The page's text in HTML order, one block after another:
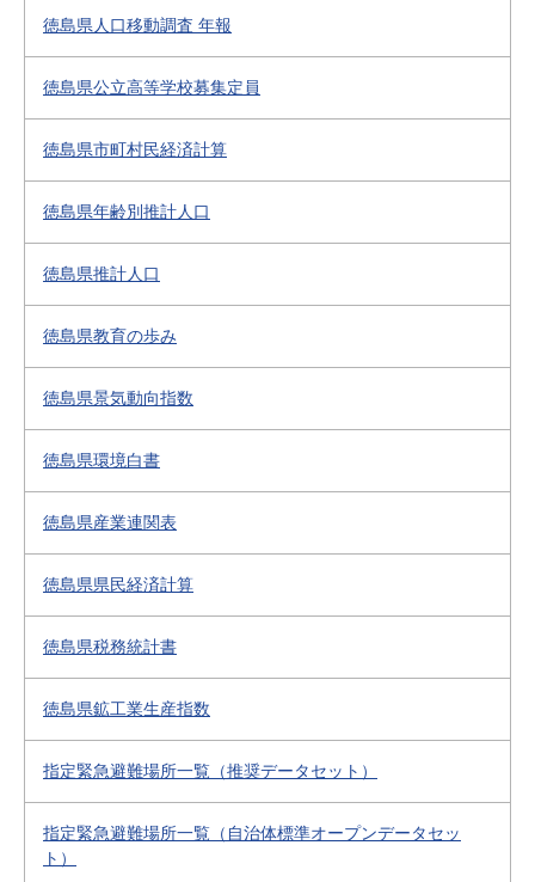
徳島県人口移動調査 年報
徳島県公立高等学校募集定員
徳島県市町村民経済計算
徳島県年齢別推計人口
徳島県推計人口
徳島県教育の歩み
徳島県景気動向指数
徳島県環境白書
徳島県産業連関表
徳島県県民経済計算
徳島県税務統計書
徳島県鉱工業生産指数
指定緊急避難場所一覧（推奨データセット）
指定緊急避難場所一覧（自治体標準オープンデータセッ
ト）